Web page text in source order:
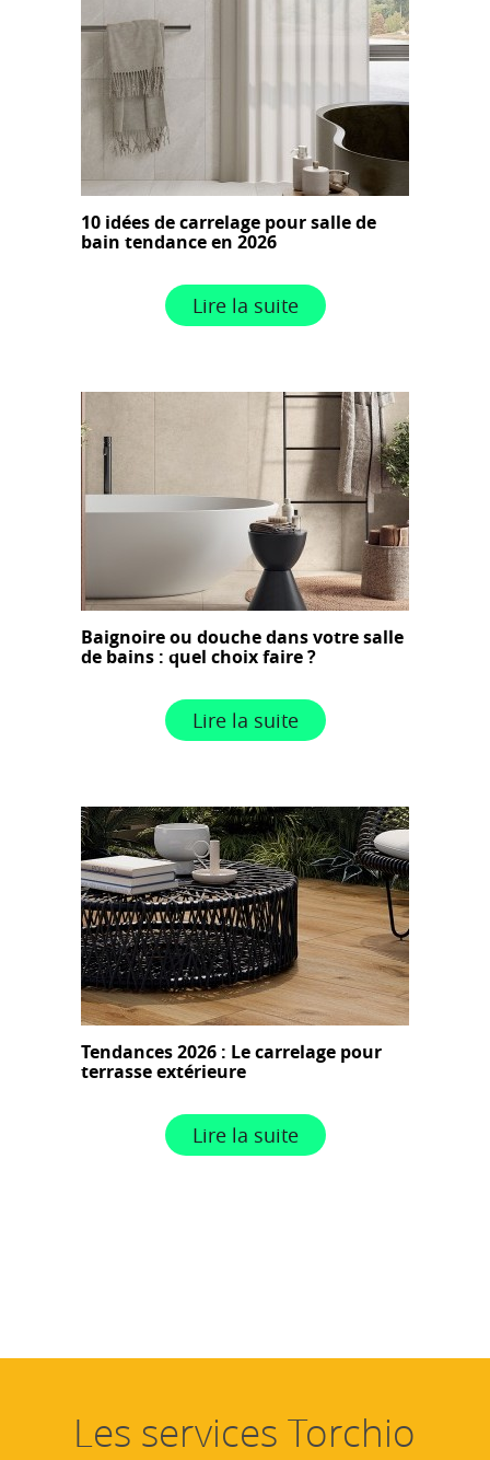
10 idées de carrelage pour salle de
bain tendance en 2026
Lire la suite
Baignoire ou douche dans votre salle
de bains : quel choix faire ?
Lire la suite
Tendances 2026 : Le carrelage pour
terrasse extérieure
Lire la suite
Les services Torchio